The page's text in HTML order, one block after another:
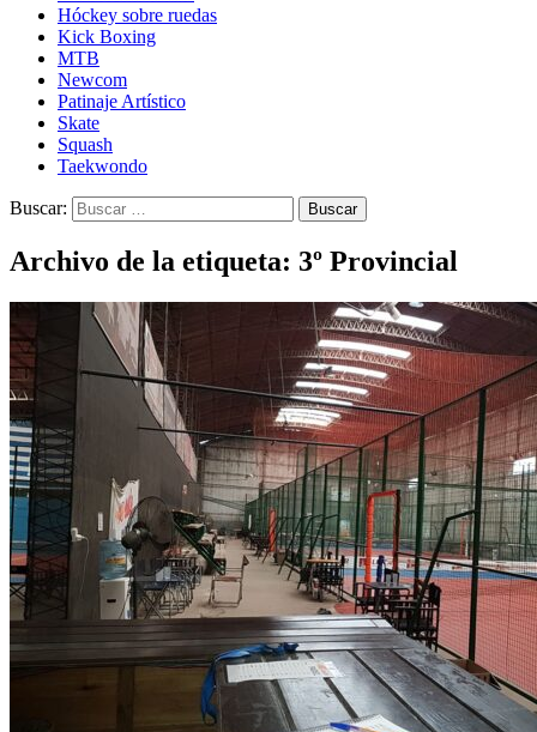
Hóckey sobre ruedas
Kick Boxing
MTB
Newcom
Patinaje Artístico
Skate
Squash
Taekwondo
Buscar:
Archivo de la etiqueta: 3º Provincial